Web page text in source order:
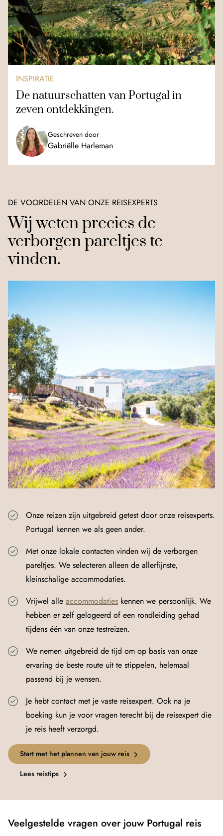
INSPIRATIE
De natuurschatten van Portugal in
zeven ontdekkingen.
Geschreven door
Gabriëlle Harleman
DE VOORDELEN VAN ONZE REISEXPERTS
Wij weten precies de
verborgen pareltjes te
vinden.
Onze reizen zijn uitgebreid getest door onze reisexperts.
Portugal kennen we als geen ander.
Met onze lokale contacten vinden wij de verborgen
pareltjes. We selecteren alleen de allerfijnste,
kleinschalige accommodaties.
Vrijwel alle accommodaties kennen we persoonlijk. We
hebben er zelf gelogeerd of een rondleiding gehad
tijdens één van onze testreizen.
We nemen uitgebreid de tijd om op basis van onze
ervaring de beste route uit te stippelen, helemaal
passend bij je wensen.
Je hebt contact met je vaste reisexpert. Ook na je
boeking kun je voor vragen terecht bij de reisexpert die
je reis heeft verzorgd.
Start met het plannen van jouw reis
Lees reistips
Veelgestelde vragen over jouw Portugal reis